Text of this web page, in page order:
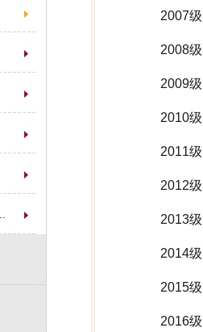
2007
2008
2009
2010
2011
2012
2013
2014
2015
2016